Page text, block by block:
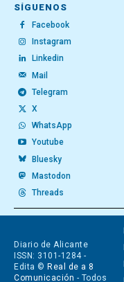
SÍGUENOS
Facebook
Instagram
Linkedin
Mail
Telegram
X
WhatsApp
Youtube
Bluesky
Mastodon
Threads
Diario de Alicante
ISSN: 3101-1284 -
Edita © Real de a 8
Comunicación - Todos